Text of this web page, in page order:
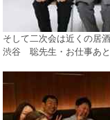
そして二次会は近くの居
渋谷 聡先生・お仕事あと